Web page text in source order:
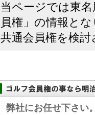
当ページでは東
員権」の情報と
共通会員権を検
弊社にお任せ下さい